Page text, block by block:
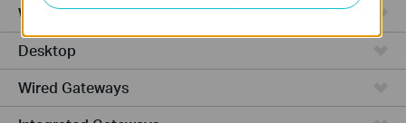
Wireless Bridge
Desktop
Wired Gateways